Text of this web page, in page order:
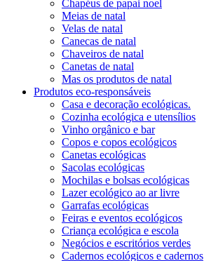
Chapéus de papai noel
Meias de natal
Velas de natal
Canecas de natal
Chaveiros de natal
Canetas de natal
Mas os produtos de natal
Produtos eco-responsáveis
Casa e decoração ecológicas.
Cozinha ecológica e utensílios
Vinho orgânico e bar
Copos e copos ecológicos
Canetas ecológicas
Sacolas ecológicas
Mochilas e bolsas ecológicas
Lazer ecológico ao ar livre
Garrafas ecológicas
Feiras e eventos ecológicos
Criança ecológica e escola
Negócios e escritórios verdes
Cadernos ecológicos e cadernos